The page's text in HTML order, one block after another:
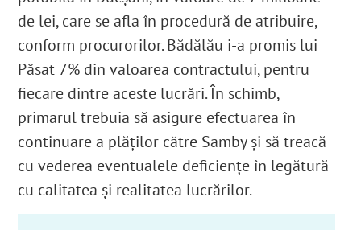
de lei, care se afla în procedură de atribuire,
conform procurorilor. Bădălău i-a promis lui
Păsat 7% din valoarea contractului, pentru
fiecare dintre aceste lucrări. În schimb,
primarul trebuia să asigure efectuarea în
continuare a plăţilor către Samby şi să treacă
cu vederea eventualele deficienţe în legătură
cu calitatea şi realitatea lucrărilor.